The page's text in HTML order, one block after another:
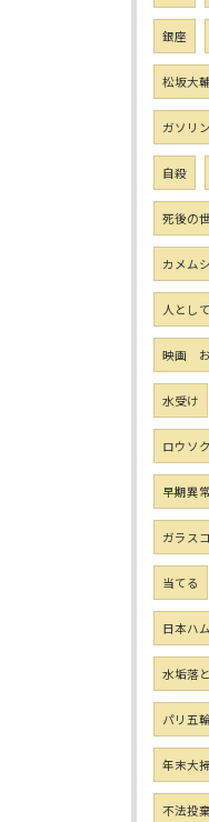
銀座
松坂大
ガソリ
自殺
死後の
カメムシ
人とし
映画 お
水受け
ロウソ
早期異
ガラス
当てる
日本ハム
水垢落
パリ五
年末大
不法投棄